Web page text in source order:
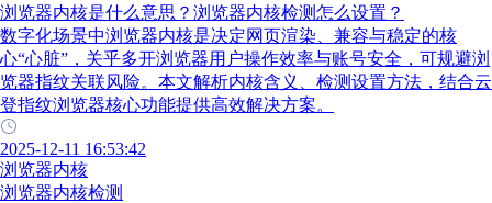
浏览器内核是什么意思？浏览器内核检测怎么设置？
数字化场景中浏览器内核是决定网页渲染、兼容与稳定的核
心“心脏”，关乎多开浏览器用户操作效率与账号安全，可规避浏
览器指纹关联风险。本文解析内核含义、检测设置方法，结合云
登指纹浏览器核心功能提供高效解决方案。
2025-12-11 16:53:42
浏览器内核
浏览器内核检测